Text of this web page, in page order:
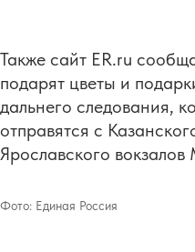
Также сайт ER.ru
подарят цветы и
дальнего следования,
отправятся с
Ярославского
Фото: Единая Россия